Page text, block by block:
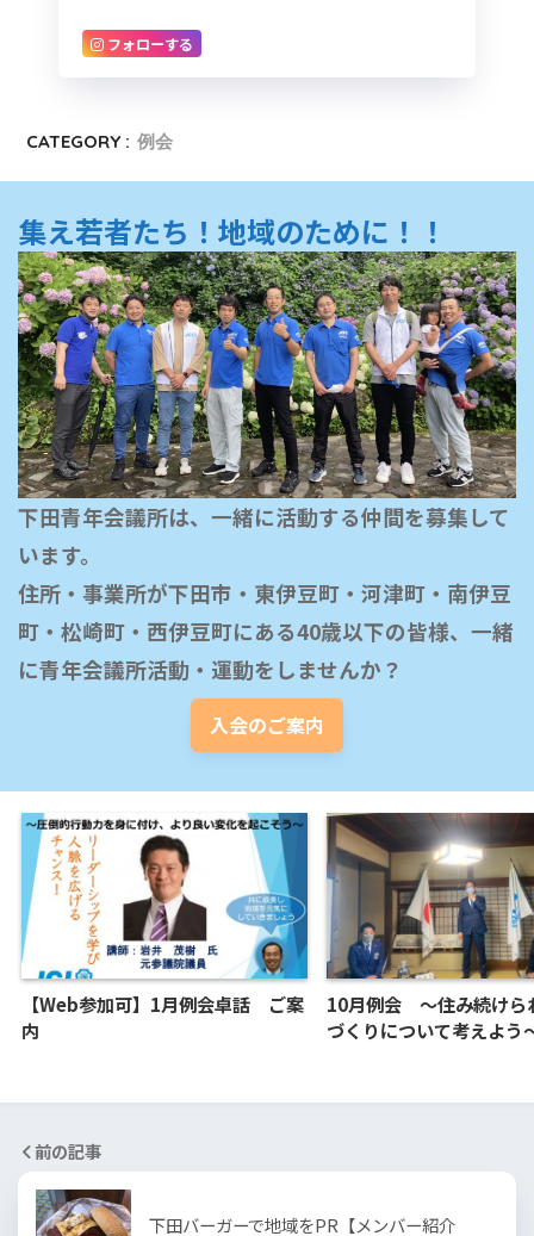
フォローする
CATEGORY : 例会
集え若者たち！地域のために！！
下田青年会議所は、一緒に活動する仲間を募集して
います。
住所・事業所が下田市・東伊豆町・河津町・南伊豆
町・松崎町・西伊豆町にある40歳以下の皆様、一緒
に青年会議所活動・運動をしませんか？
入会のご案内
【Web参加可】1月例会卓話 ご案
内
10月例会 ～住み続けら
づくりについて考えよう
前の記事
下田バーガーで地域をPR【メンバー紹介